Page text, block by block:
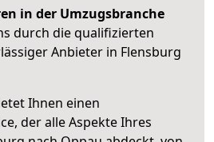
in der Umzugsbranche
durch die qualifizierten
Anbieter in Flensburg
Ihnen einen
der alle Aspekte Ihres